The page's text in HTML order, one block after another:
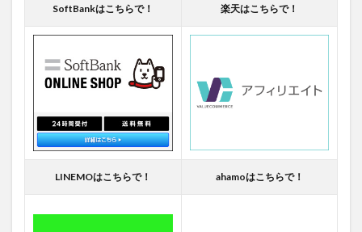
SoftBankはこちらで！ 楽天はこちらで！
LINEMOはこちらで！ ahamoはこちらで！